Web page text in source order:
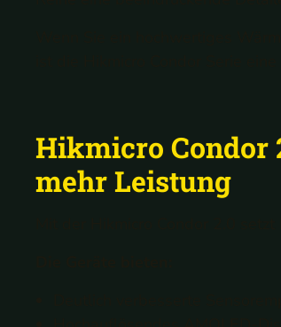
Hikmicro Condor
mehr Leistung